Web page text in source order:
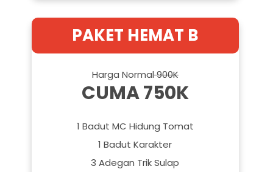
PAKET HEMAT B
Harga Normal900K
CUMA 750K
1 Badut MC Hidung Tomat
1 Badut Karakter
3 Adegan Trik Sulap